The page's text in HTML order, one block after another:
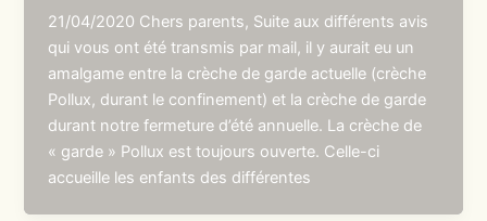
21/04/2020 Chers parents, Suite aux différents avis
qui vous ont été transmis par mail, il y aurait eu un
amalgame entre la crèche de garde actuelle (crèche
Pollux, durant le confinement) et la crèche de garde
durant notre fermeture d’été annuelle. La crèche de
« garde » Pollux est toujours ouverte. Celle-ci
accueille les enfants des différentes